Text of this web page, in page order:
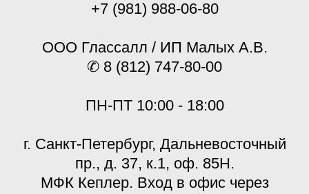
+7 (981) 988-06-80
ООО Глассалл / ИП Малых А.В.
✆ 8 (812) 747-80-00
ПН-ПТ 10:00 - 18:00
г. Санкт-Петербург, Дальневосточный
пр., д. 37, к.1, оф. 85Н.
МФК Кеплер. Вход в офис через